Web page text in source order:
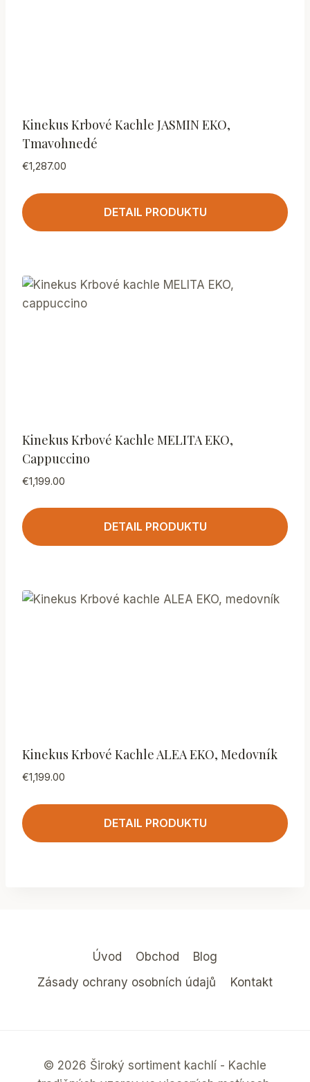
Kinekus Krbové Kachle JASMIN EKO,
Tmavohnedé
€1,287.00
DETAIL PRODUKTU
Kinekus Krbové Kachle MELITA EKO,
Cappuccino
€1,199.00
DETAIL PRODUKTU
Kinekus Krbové Kachle ALEA EKO, Medovník
€1,199.00
DETAIL PRODUKTU
Úvod Obchod
Blog
Zásady ochrany osobních údajů
Kontakt
© 2026 Široký sortiment kachlí - Kachle